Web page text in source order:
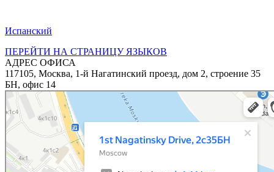
Испанский
ПЕРЕЙТИ НА СТРАНИЦУ ЯЗЫКОВ
АДРЕС ОФИСА
117105, Москва, 1-й Нагатинский проезд, дом 2, строение 35
БН, офис 14